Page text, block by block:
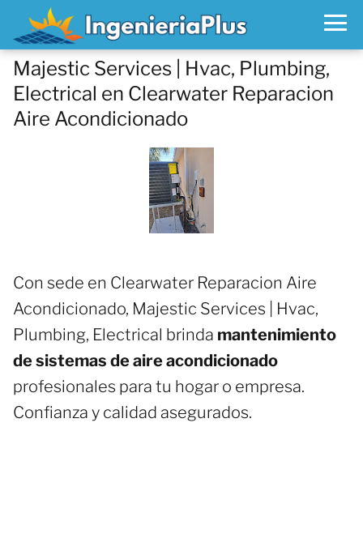
Majestic Services | Hvac, Plumbing,
Electrical en Clearwater Reparacion
Aire Acondicionado
Con sede en Clearwater Reparacion Aire
Acondicionado, Majestic Services | Hvac,
Plumbing, Electrical brinda mantenimiento
de sistemas de aire acondicionado
profesionales para tu hogar o empresa.
Confianza y calidad asegurados.